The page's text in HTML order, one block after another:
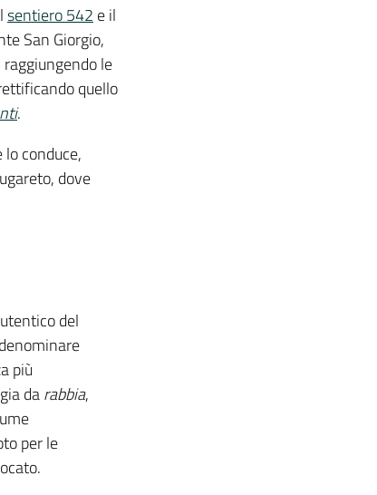
sentiero 542 e il
San Giorgio,
le
quello
.
conduce,
dove
del
più
darabbia,
per le